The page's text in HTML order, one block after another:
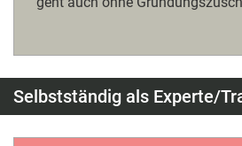
Selbstständig als Experte/